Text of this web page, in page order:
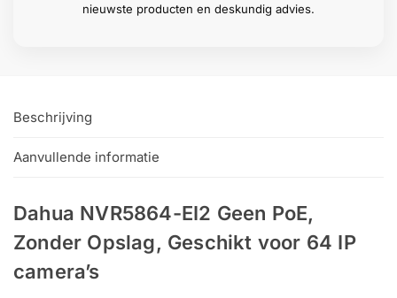
nieuwste producten en deskundig advies.
Beschrijving
Aanvullende informatie
Dahua NVR5864-EI2 Geen PoE,
Zonder Opslag, Geschikt voor 64 IP
camera’s